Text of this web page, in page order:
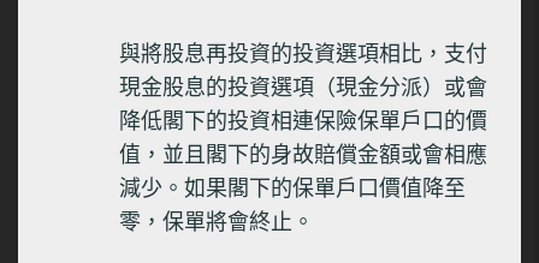
與將股息再投資的投資選項相比，支付
現金股息的投資選項（現金分派）或會
降低閣下的投資相連保險保單戶口的價
值，並且閣下的身故賠償金額或會相應
減少。如果閣下的保單戶口價值降至
零，保單將會終止。
劃(「運籌智賞」投資計劃自2013年12月1日起停止接受新
客戶)、「運籌智富」投資計劃(「運籌智富」投資計劃自
2010年2月1日起停止接受新客戶)、尊尚退休寶計劃(尊尚
退休寶計劃自2015年1月1日起停止接受新客戶)、俊傑尚盛
計劃(俊傑尚盛計劃自2015年1月1日起停止接受新客戶)、
「運籌」優越投資計劃(「運籌」優越投資計劃自2015年1
月20日起停止接受新客戶)、「運籌」財智保障計劃(「運
籌」財智保障計劃自2013年10月1日起停止接受新客戶)、
「運籌」智選保障計劃(「運籌」智選保障計劃自2013年10